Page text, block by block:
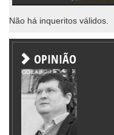
Não há inqueritos válidos.
OPINIÃO